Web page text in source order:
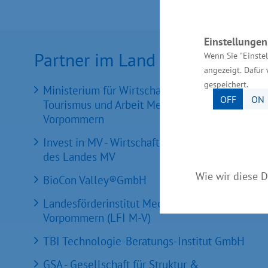
Wenn Sie
angezeigt.
gespeichert.
OFF ON
Wie wir diese
Partner im Land
Ministerium für Wirtschaft, Infrastruktur,
Tourismus und Arbeit Mecklenburg-
Vorpommern
Invest in MV - Wirtschaftsfördergesellschaft
des Landes MV
BioCon Valley®GmbH
Landesförderinstitut Mecklenburg-
Vorpommern (LFI M-V)
TBI Technologie-Beratungs-Institut GmbH
GSA - Gesellschaft für Struktur &